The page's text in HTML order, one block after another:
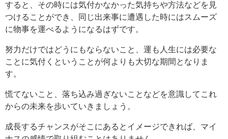
すると、その時には気付かなかった気持ちや方法などを見
つけることができ、同じ出来事に遭遇した時にはスムーズ
に物事を運べるようになるはずです。
努力だけではどうにもならないこと、運も人生には必要な
ことに気付くということが何よりも大切な期間となりま
す。
慌てないこと、落ち込み過ぎないことなどを意識してこれ
からの未来を歩いていきましょう。
成長するチャンスがそこにあるとイメージできれば、マイ